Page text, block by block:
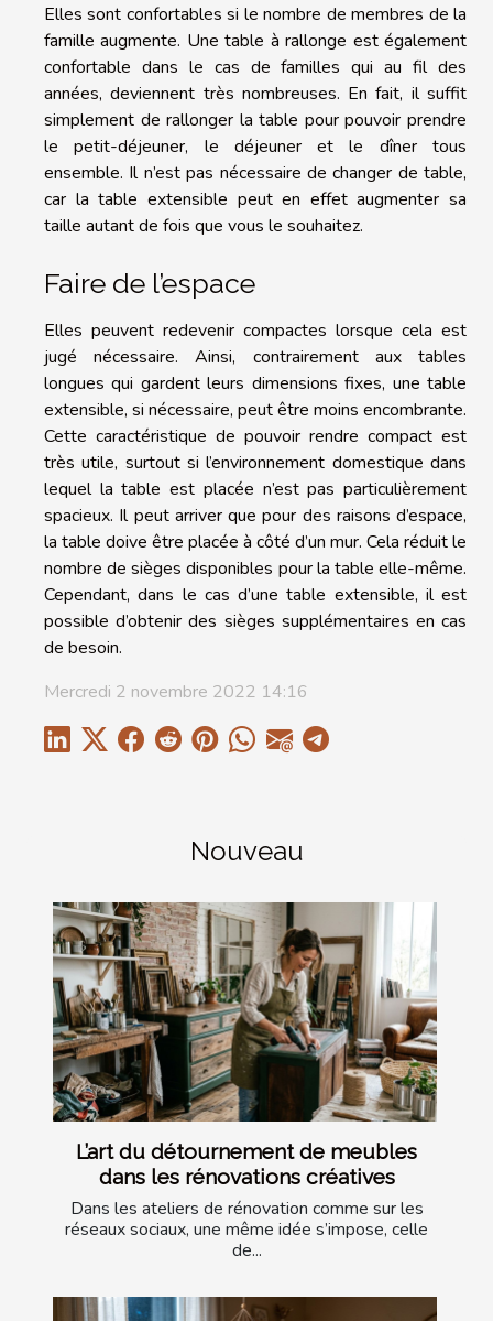
Nouveau
L’art du détournement de meubles
dans les rénovations créatives
Dans les ateliers de rénovation comme sur les
réseaux sociaux, une même idée s’impose, celle
de...
Elles sont confortables si le nombre de membres de la
famille augmente. Une table à rallonge est également
confortable dans le cas de familles qui au fil des
années, deviennent très nombreuses. En fait, il suffit
simplement de rallonger la table pour pouvoir prendre
le petit-déjeuner, le déjeuner et le dîner tous
ensemble. Il n’est pas nécessaire de changer de table,
car la table extensible peut en effet augmenter sa
taille autant de fois que vous le souhaitez.
Faire de l’espace
Elles peuvent redevenir compactes lorsque cela est
jugé nécessaire. Ainsi, contrairement aux tables
longues qui gardent leurs dimensions fixes, une table
extensible, si nécessaire, peut être moins encombrante.
Cette caractéristique de pouvoir rendre compact est
très utile, surtout si l’environnement domestique dans
lequel la table est placée n’est pas particulièrement
spacieux. Il peut arriver que pour des raisons d’espace,
la table doive être placée à côté d’un mur. Cela réduit le
nombre de sièges disponibles pour la table elle-même.
Cependant, dans le cas d’une table extensible, il est
possible d’obtenir des sièges supplémentaires en cas
de besoin.
Mercredi 2 novembre 2022 14:16